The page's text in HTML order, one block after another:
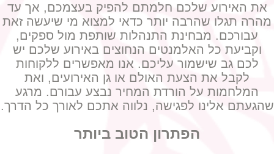
את האירוע שלכם חלמתם להפיק בעצמכם, אך עד
מהרה תגלו שהרבה יותר כדאי למצוא מי שיעשה זאת
עבורכם. מבחינת התנהלות שותפת מול ספקים,
וקביעת כל האלמנטים הנחוצים באירוע שלכם יש
לכם גב שישמור עליכם. אנו מאפשרים ללקוחות
לקבל את הצעת האולם או גן האירועים, ואת
המלחמות על הורדת המחיר נבצע עבורם. מרגע
שהגעתם אלינו לפגישה, נלווה אתכם לאורך כל הדרך.
הפתרון הטוב ביותר